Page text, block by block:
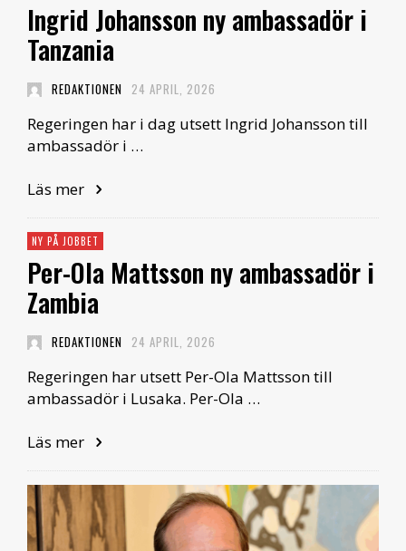
Ingrid Johansson ny ambassadör i
Tanzania
REDAKTIONEN 24 APRIL, 2026
Regeringen har i dag utsett Ingrid Johansson till
ambassadör i …
Läs mer
NY PÅ JOBBET
Per-Ola Mattsson ny ambassadör i
Zambia
REDAKTIONEN 24 APRIL, 2026
Regeringen har utsett Per-Ola Mattsson till
ambassadör i Lusaka. Per-Ola …
Läs mer